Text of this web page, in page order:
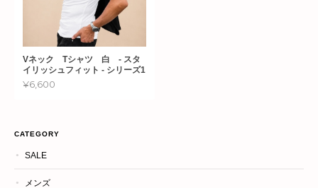
Vネック Tシャツ 白 - スタ
イリッシュフィット - シリーズ1
¥6,600
CATEGORY
SALE
メンズ